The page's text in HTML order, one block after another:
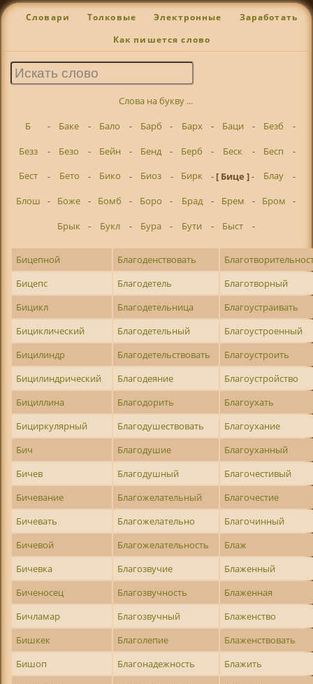
Словари Толковые Электронные Заработать
Как пишется слово
Слова на букву ...
Б
- Баке - Бало - Барб - Барх - Баци - Безб
-
Безз
- Безо - Бейн - Бенд - Берб - Беск - Бесп
-
Бест
- Бето - Бико - Биоз - Бирк - [ Бице ]- Блау
-
Блош
- Боже - Бомб - Боро - Брад - Брем - Бром
-
Брык
- Букл - Бура - Бути - Быст -
Бицепной Благоденствовать
Бицепс
Благодетель
Благотворный
Бицикл
Благодетельница
Благоустраивать
Бициклический
Благодетельный
Благоустроенный
Бицилиндр
Благодетельствовать
Благоустроить
Бицилиндрический
Благодеяние
Благоустройство
Бициллина
Благодорить
Благоухать
Бициркулярный
Благодушествовать
Благоухание
Бич
Благодушие
Благоуханный
Бичев
Благодушный
Благочестивый
Бичевание
Благожелательный
Благочестие
Бичевать
Благожелательно
Благочинный
Бичевой
Благожелательность
Блаж
Бичевка
Благозвучие
Блаженный
Биченосец
Благозвучность
Блаженная
Бичламар
Благозвучный
Блаженство
Бишкек
Благолепие
Блаженствовать
Бишоп
Благонадежность
Блажить